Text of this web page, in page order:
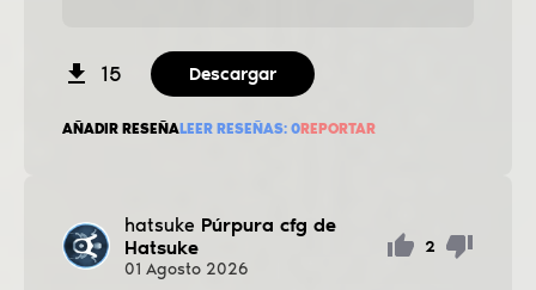
15 Descargar
AÑADIR RESEÑALEER RESEÑAS: 0REPORTAR
hatsuke Púrpura cfg de
Hatsuke
01 Agosto 2026
2